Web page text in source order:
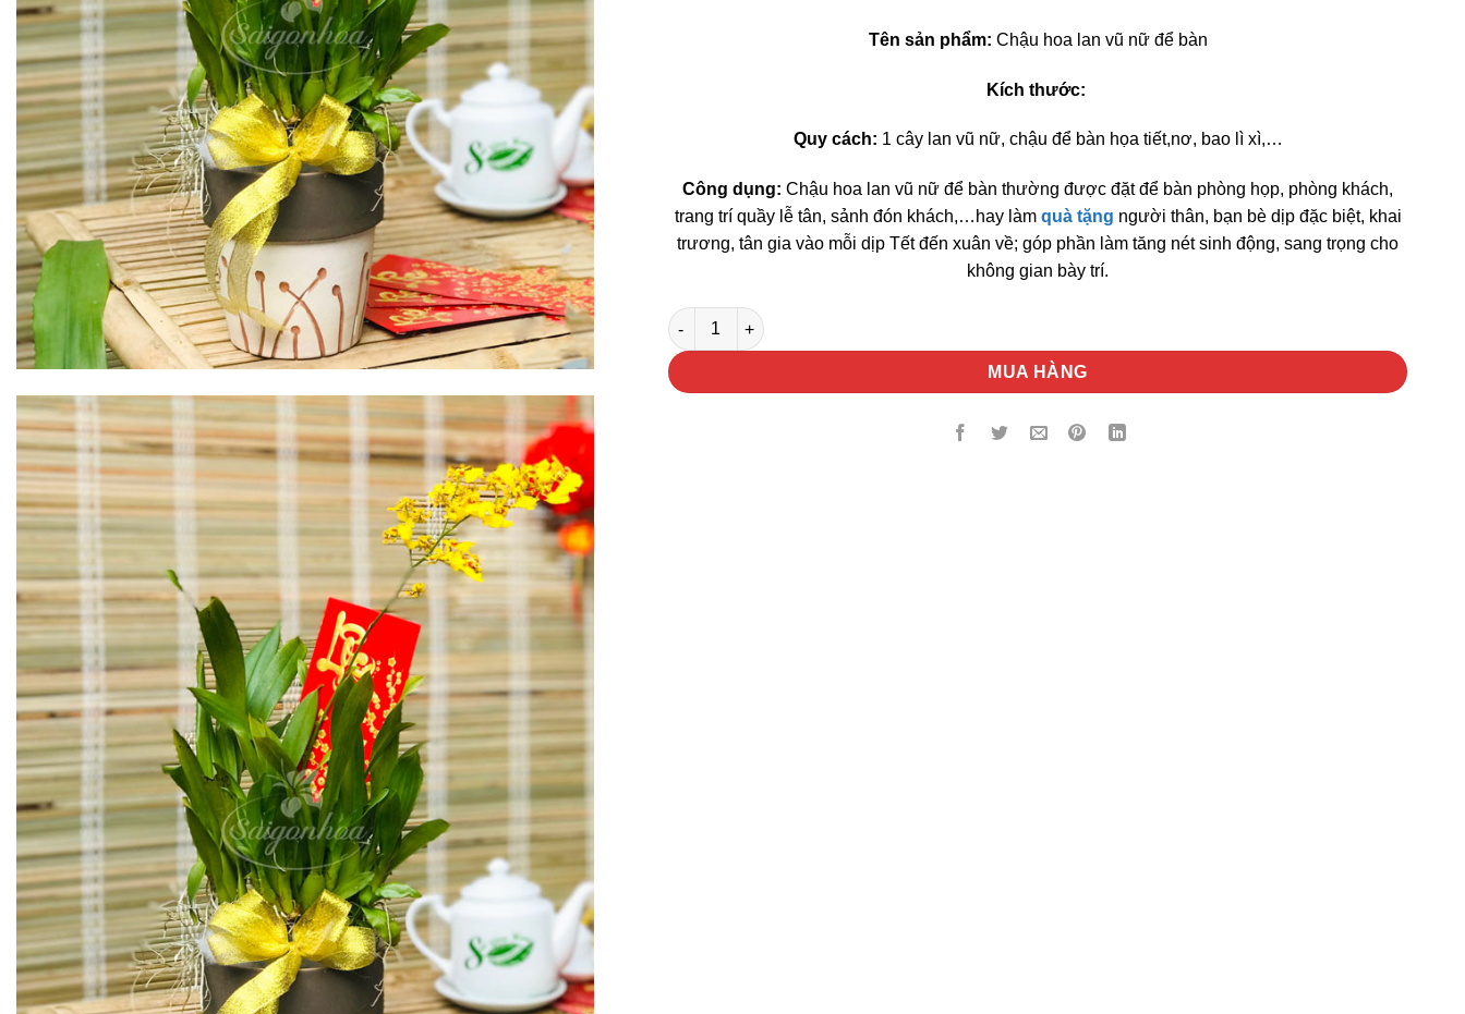
Tên sản phẩm: Chậu hoa lan vũ nữ để bàn
Kích thước:
Quy cách: 1 cây lan vũ nữ, chậu để bàn họa tiết,nơ, bao lì xì,…
Công dụng: Chậu hoa lan vũ nữ để bàn thường được đặt để bàn phòng họp, phòng khách,
trang trí quầy lễ tân, sảnh đón khách,…hay làm quà tặng người thân, bạn bè dịp đặc biệt, khai
trương, tân gia vào mỗi dịp Tết đến xuân về; góp phần làm tăng nét sinh động, sang trọng cho
không gian bày trí.
Chậu Hoa Lan Vũ Nữ Để Bàn số lượng
MUA HÀNG